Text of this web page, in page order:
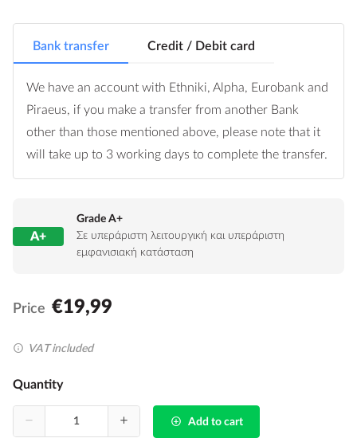
Bank transfer Credit / Debit card
We have an account with Ethniki, Alpha, Eurobank and
Piraeus, if you make a transfer from another Bank
other than those mentioned above, please note that it
will take up to 3 working days to complete the transfer.
A+
Grade A+
Σε υπεράριστη λειτουργική και υπεράριστη
εμφανισιακή κατάσταση
Price €19,99
VAT included
Quantity
Add to cart